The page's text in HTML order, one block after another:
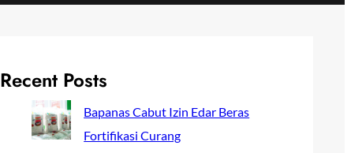
Recent Posts
Bapanas Cabut Izin Edar Beras
Fortifikasi Curang